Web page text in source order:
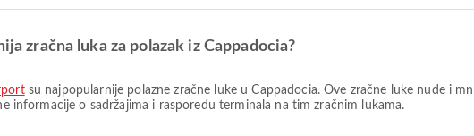
zračna luka za polazak iz Cappadocia?
su najpopularnije polazne zračne luke u Cappadocia. Ove zračne luke nude i
informacije o sadržajima i rasporedu terminala na tim zračnim lukama.